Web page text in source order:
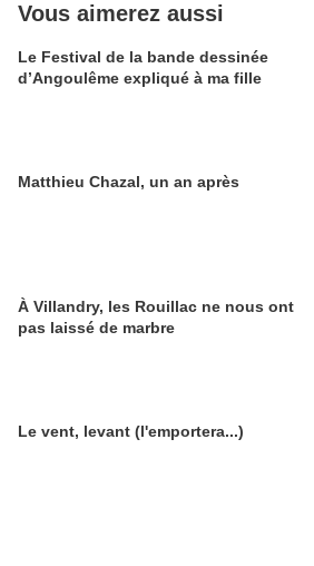
Vous aimerez aussi
Le Festival de la bande dessinée
d’Angoulême expliqué à ma fille
Matthieu Chazal, un an après
À Villandry, les Rouillac ne nous ont
pas laissé de marbre
Le vent, levant (l'emportera...)